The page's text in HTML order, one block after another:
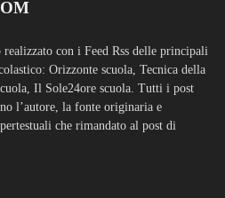
con i Feed Rss delle principali
Orizzonte scuola, Tecnica della
Il Sole24ore scuola. Tutti i post
l’autore, la fonte originaria e
che rimandato al post di